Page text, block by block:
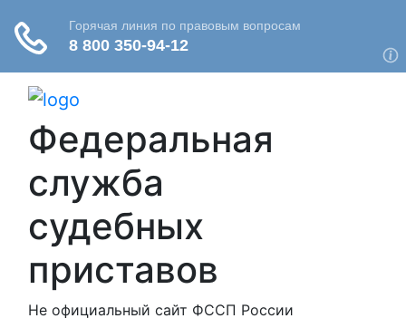
Федеральная
служба
судебных
приставов
Не официальный сайт ФССП России